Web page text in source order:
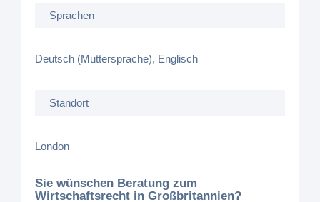
Sprachen
Deutsch (Muttersprache), Englisch
Standort
London
Sie wünschen Beratung zum
Wirtschaftsrecht in Großbritannien?